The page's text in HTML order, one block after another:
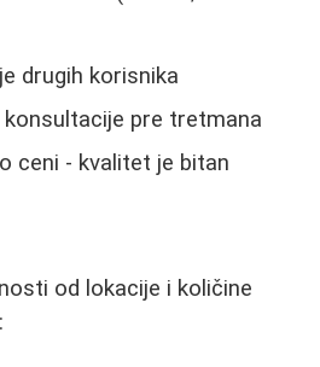
drugih korisnika
konsultacije pre tretmana
ceni - kvalitet je bitan
od lokacije i količine